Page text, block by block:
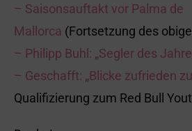
– Saisonsauftakt vor Palma de
Mallorca (Fortsetzung des
– Philipp Buhl: „Segler des
– Geschafft: „Blicke zufrieden
Qualifizierung zum Red Bull